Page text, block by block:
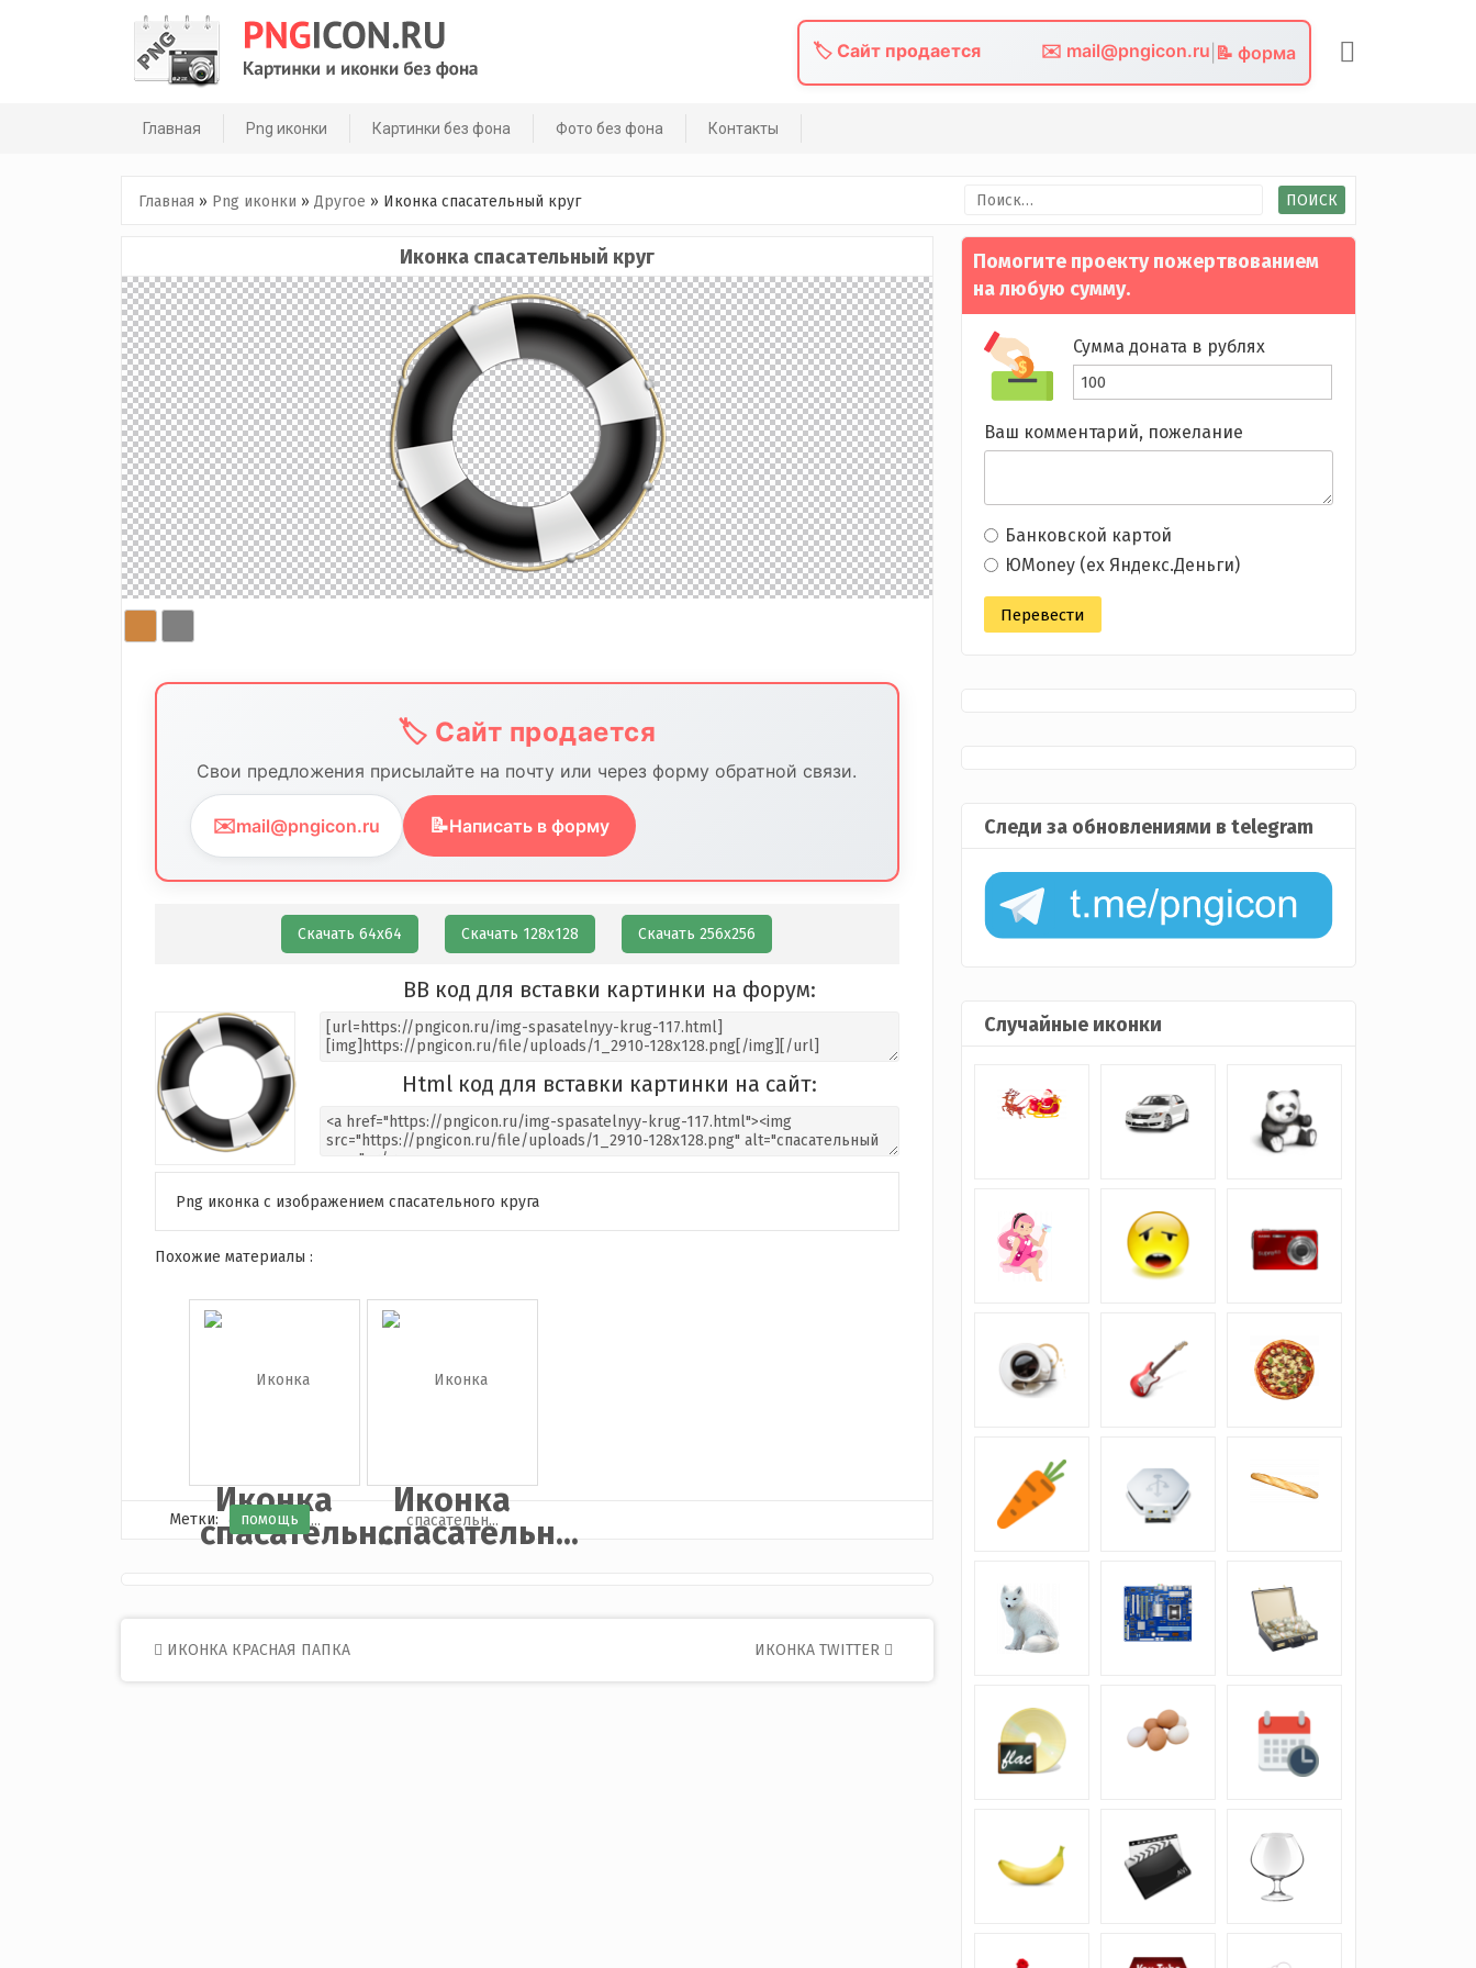
🏷️ Сайт продается ✉️ mail@pngicon.ru 📝 форма
Главная Png иконки Картинки без фона Фото без фона Контакты
Главная » Png иконки » Другое » Иконка спасательный круг Найти:
Иконка спасательный круг
🏷️ Сайт продается
Свои предложения присылайте на почту или через форму обратной связи.
✉️mail@pngicon.ru 📝Написать в форму
Скачать 64х64 Скачать 128х128 Скачать 256х256
BB код для вставки картинки на форум:
Html код для вставки картинки на сайт:
Png иконка с изображением спасательного круга
Похожие материалы :
Иконка
спасательн...
Иконка
спасательн...
Метки: помощь
Post
navigation
ИКОНКА КРАСНАЯ ПАПКА ИКОНКА TWITTER
Помогите проекту пожертвованием
на любую сумму.
Сумма доната в рублях
Ваш комментарий, пожелание
Банковской картой
ЮMoney (ex Яндекс.Деньги)
Следи за обновлениями в telegram
Случайные иконки